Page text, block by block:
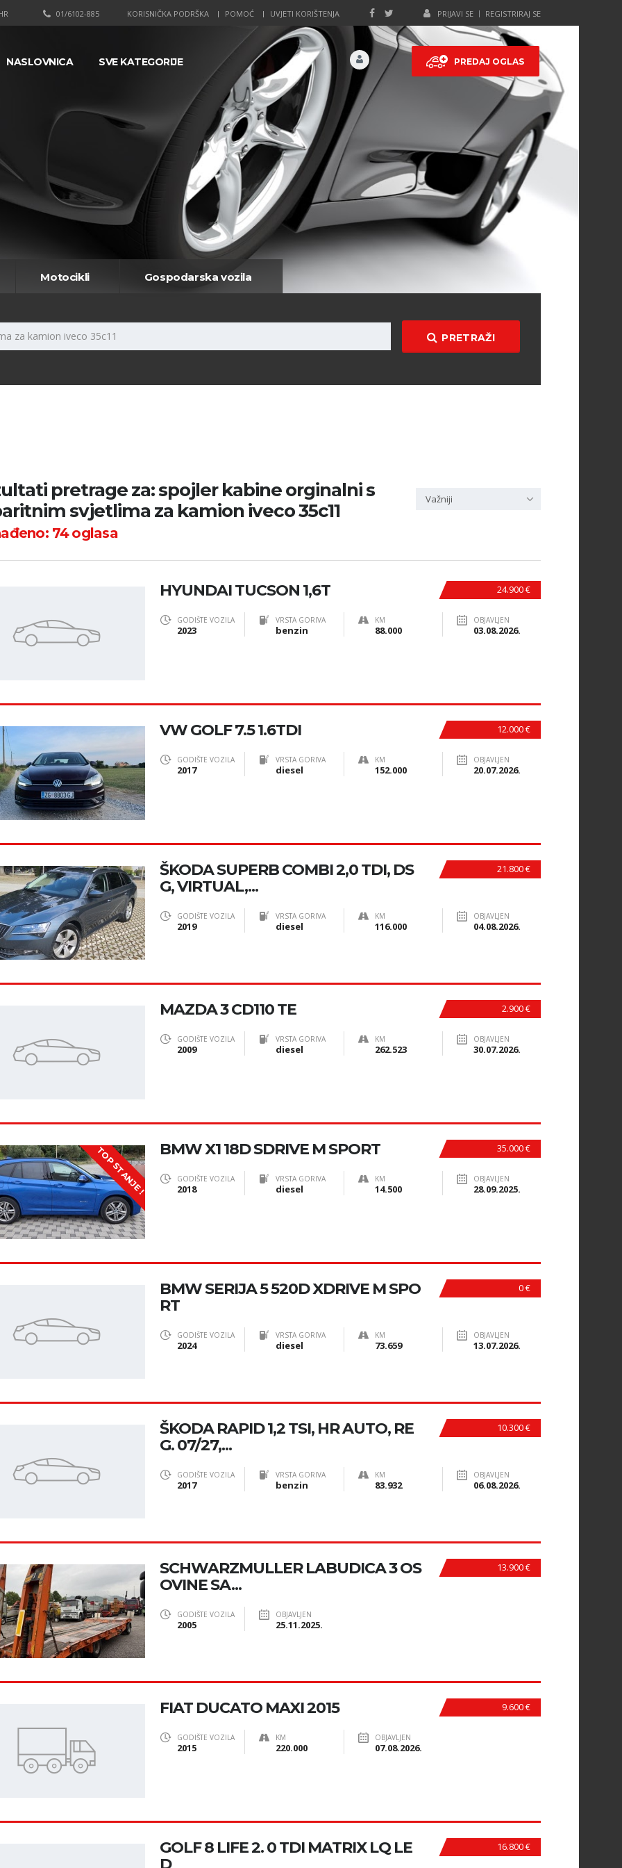
PRIJAVI SE REGISTRIRAJ SE
KORISNIČKA PODRŠKA POMOĆ UVJETI KORIŠTENJA
01/6102-885
PREDAJ OGLAS
NASLOVNICA SVE KATEGORIJE
Motocikli Gospodarska vozila
PRETRAŽI
pretrage za: spojler kabine orginalni s
svjetlima za kamion iveco 35c11
74oglasa
Važniji
24.900 €
HYUNDAI TUCSON 1,6T
GODIŠTE VOZILA
2023
VRSTA GORIVA
benzin
KM
88.000
OBJAVLJEN
03.08.2026.
12.000 €
VW GOLF 7.5 1.6TDI
GODIŠTE VOZILA
2017
VRSTA GORIVA
diesel
KM
152.000
OBJAVLJEN
20.07.2026.
21.800 €
ŠKODA SUPERB COMBI 2,0 TDI, DS
G, VIRTUAL,...
GODIŠTE VOZILA
2019
VRSTA GORIVA
diesel
KM
116.000
OBJAVLJEN
04.08.2026.
2.900 €
MAZDA 3 CD110 TE
GODIŠTE VOZILA
2009
VRSTA GORIVA
diesel
KM
262.523
OBJAVLJEN
30.07.2026.
TOP STANJE ! 35.000 €
BMW X1 18D SDRIVE M SPORT
GODIŠTE VOZILA
2018
VRSTA GORIVA
diesel
KM
14.500
OBJAVLJEN
28.09.2025.
0 €
BMW SERIJA 5 520D XDRIVE M SPO
RT
GODIŠTE VOZILA
2024
VRSTA GORIVA
diesel
KM
73.659
OBJAVLJEN
13.07.2026.
10.300 €
ŠKODA RAPID 1,2 TSI, HR AUTO, RE
G. 07/27,...
GODIŠTE VOZILA
2017
VRSTA GORIVA
benzin
KM
83.932
OBJAVLJEN
06.08.2026.
13.900 €
SCHWARZMULLER LABUDICA 3 OS
OVINE SA...
GODIŠTE VOZILA
2005
OBJAVLJEN
25.11.2025.
9.600 €
FIAT DUCATO MAXI 2015
GODIŠTE VOZILA
2015
KM
220.000
OBJAVLJEN
07.08.2026.
16.800 €
GOLF 8 LIFE 2. 0 TDI MATRIX LQ LE
D